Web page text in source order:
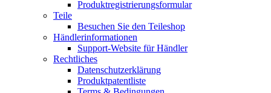
Produktregistrierungsformular
Teile
Besuchen Sie den Teileshop
Händlerinformationen
Support-Website für Händler
Rechtliches
Datenschutzerklärung
Produktpatentliste